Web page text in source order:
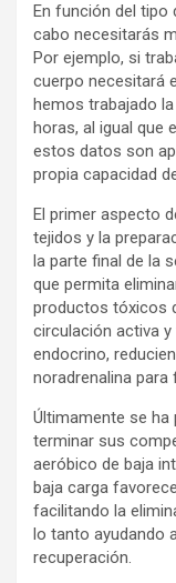
En función del tipo
cabo necesitarás
Por ejemplo, si
cuerpo necesitará
hemos trabajado
horas, al igual que
estos datos son
propia capacidad
El primer aspecto
tejidos y la
la parte final de la
que permita
productos tóxicos
circulación activa
endocrino,
noradrenalina
Últimamente se
terminar sus
aeróbico de baja
baja carga
facilitando la
lo tanto ayudando
recuperación.